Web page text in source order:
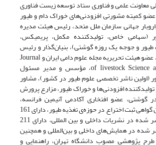
معاونت علمی و فناوری ستاد توسعه زیست فناوری
کمیته مشورتی افزودنی‌های خوراک دام و طیور
جهانی سازمان ملل متحد، رئیس هیئت مدیره
(سهامی خاص، تولیدکننده مکمل، پریمیکس،
طیور و جوجه یک روزه گوشتی)، بنیان‌گذار و رئیس
آکادمی مینا طیور، عضو هیئت تحریریه مجله علوم دامی ایران و Journal
of livestock Science and technologies، مؤسس و مدیر مسئول
(اولین ناشر تخصصی علوم طیور در کشور)، مشاور
افزودنی‌ها و خوراک طیور، مزارع پرورش
گوشتی، عضو افتخاری آکادمی آنیمین فرانسه،
دارنده چهار عنوان گواهی ثبت اختراع در حوزه‌ی تغذیه طیور، دارای 161
عنوان مقاله منتشر شده در نشریات داخلی و بین المللی، دارای 211
شده در همایش‌های داخلی و بین‌المللی و همچنین
عنوان طرح پژوهشی مصوب دانشگاه تهران، راهنمایی و